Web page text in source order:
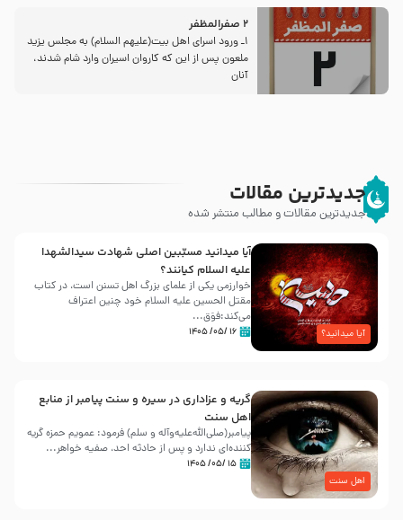
2 صفرالمظفر
1ـ ورود اسراى اهل بیت‌(علیهم السلام) به مجلس یزید
ملعون پس از این كه كاروان اسیران وارد شام شدند،
آنان
جدیدترین مقالات
جدیدترین مقالات و مطالب منتشر شده
آیا میدانید؟
آیا میدانید مسبّبین اصلی شهادت سیدالشهدا
علیه ‌السلام کیانند؟
خوارزمی یکی از علمای بزرگ اهل تسنن است، در کتاب
مقتل الحسین علیه ‌السلام خود چنین اعتراف
می‌کند:فوَق...
۱۶ /۰۵/ ۱۴۰۵
اهل سنت
گریه و عزاداری در سیره و سنت پیامبر از منابع
اهل سنت
پیامبر(صلی‌الله‌علیه‌وآله و سلم) فرمود: عمویم حمزه گریه
کننده‌ای ندارد و پس از حادثه احد، صفیه خواهر...
۱۵ /۰۵/ ۱۴۰۵